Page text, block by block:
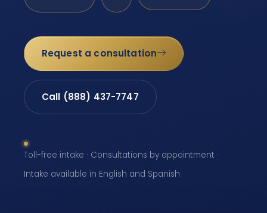
Request a consultation
Call (888) 437-7747
Toll-free intake · Consultations by appointment ·
Intake available in English and Spanish